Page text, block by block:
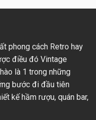
phong cách Retro hay
điều đó Vintage
là 1 trong những
bước đi đầu tiên
kế hầm rượu, quán bar,